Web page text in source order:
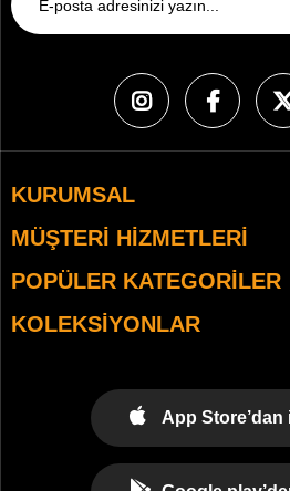
KURUMSAL
MÜŞTERI HIZMETLERI
POPÜLER KATEGORILER
KOLEKSIYONLAR
App Store’dan